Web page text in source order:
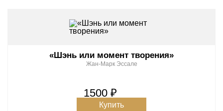
«Шэнь или момент творения»
Жан-Марк Эссале
1500 ₽
Купить